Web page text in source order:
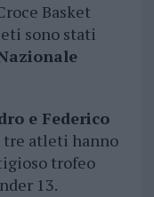
Basket
sono stati
e Federico
tre atleti hanno
trofeo
13.